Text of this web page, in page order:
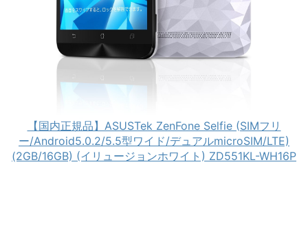
【国内正規品】ASUSTek ZenFone Selfie (SIMフリ
ー/Android5.0.2/5.5型ワイド/デュアルmicroSIM/LTE)
(2GB/16GB) (イリュージョンホワイト) ZD551KL-WH16P